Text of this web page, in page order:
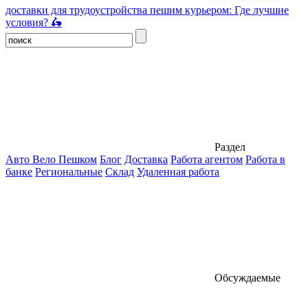
доставки для трудоустройства пешим курьером: Где лучшие
условия? 🛵
Раздел
Авто Вело Пешком Блог Доставка Работа агентом Работа в
банке Региональные Склад Удаленная работа
Обсуждаемые